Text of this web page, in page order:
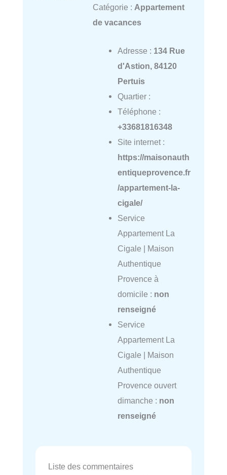
Catégorie : Appartement
de vacances
Adresse : 134 Rue
d'Astion, 84120
Pertuis
Quartier :
Téléphone :
+33681816348
Site internet :
https://maisonauth
entiqueprovence.fr
/appartement-la-
cigale/
Service
Appartement La
Cigale | Maison
Authentique
Provence à
domicile : non
renseigné
Service
Appartement La
Cigale | Maison
Authentique
Provence ouvert
dimanche : non
renseigné
Liste des commentaires